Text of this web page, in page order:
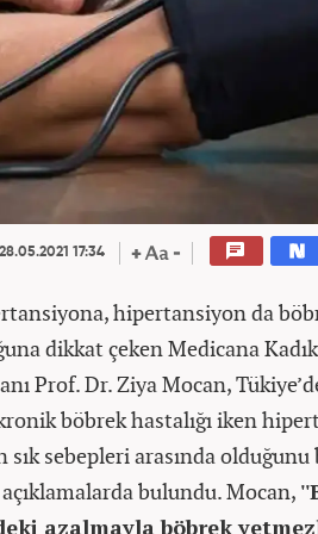
17:34
hipertansiyon da
dikkat çeken Medicana
Prof. Dr. Ziya Mocan,
böbrek hastalığı iken
sebepleri arasında
bulundu.Mocan,
azalmayla böbrek